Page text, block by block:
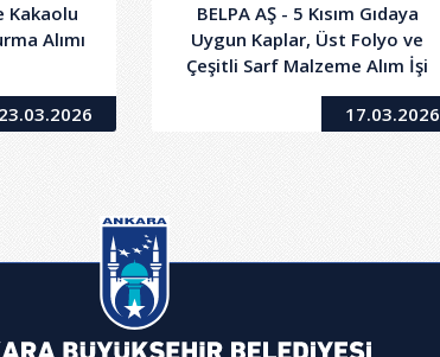
Kakaolu
Alımı
23.03.2026
BELPA AŞ - 5 Kısım Gıdaya
Uygun Kaplar, Üst Folyo ve
Çeşitli Sarf Malzeme Alım İşi
17.03.2026